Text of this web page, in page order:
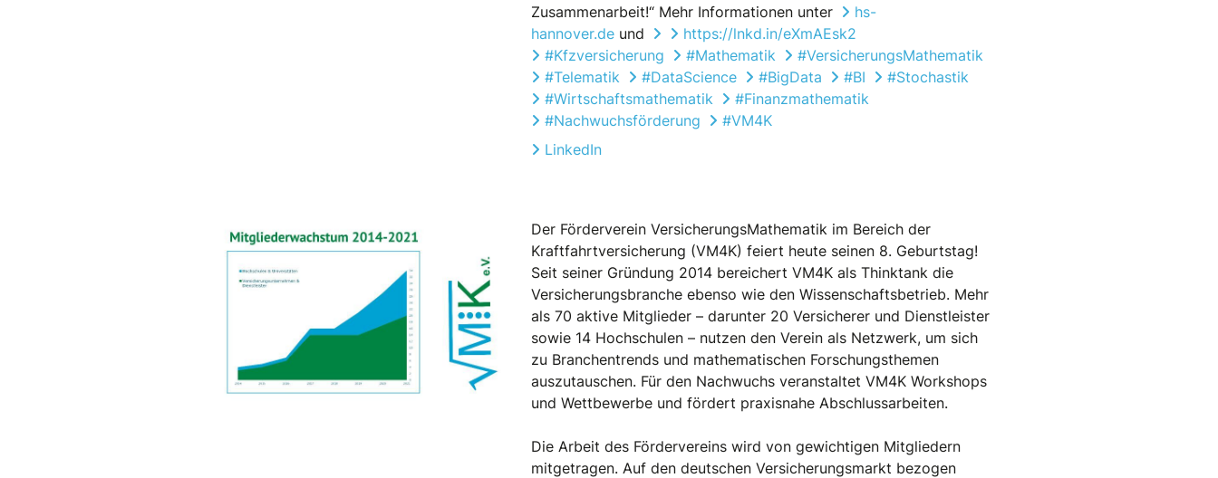
Zusammenarbeit!“ Mehr Informationen unter
hs-
hannover.deund
https://lnkd.in/eXmAEsk2
#Kfzversicherung
#Mathematik
#VersicherungsMathematik
#Telematik
#DataScience #BigData #BI
#Stochastik
#Wirtschaftsmathematik
#Finanzmathematik
#Nachwuchsförderung
#VM4K
LinkedIn
Der Förderverein VersicherungsMathematik im Bereich der
Kraftfahrtversicherung (VM4K) feiert heute seinen 8. Geburtstag!
Seit seiner Gründung 2014 bereichert VM4K als Thinktank die
Versicherungsbranche ebenso wie den Wissenschaftsbetrieb. Mehr
als 70 aktive Mitglieder – darunter 20 Versicherer und Dienstleister
sowie 14 Hochschulen – nutzen den Verein als Netzwerk, um sich
zu Branchentrends und mathematischen Forschungsthemen
auszutauschen. Für den Nachwuchs veranstaltet VM4K Workshops
und Wettbewerbe und fördert praxisnahe Abschlussarbeiten.
Die Arbeit des Fördervereins wird von gewichtigen Mitgliedern
mitgetragen. Auf den deutschen Versicherungsmarkt bezogen